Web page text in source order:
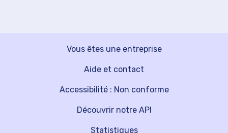
Vous êtes une entreprise
Découvrir notre API
Aide et contact
Statistiques
Accessibilité : Non conforme